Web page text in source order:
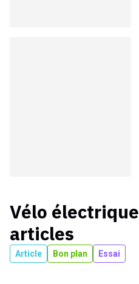
Vélo électrique
articles
Article Bon plan Essai